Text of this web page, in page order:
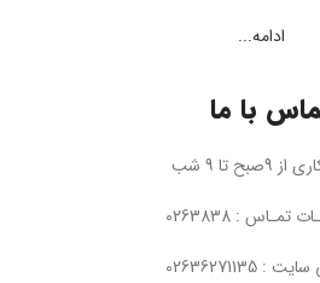
ادامه...
با ما
تا 9 شب
تمـاس : 0263838
02636271135